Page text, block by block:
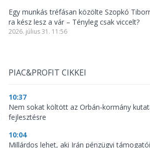
Egy munkás tréfásan közölte Szopkó
ra kész lesz a vár – Tényleg csak viccelt?
2026. július 31. 11:56
PIAC&PROFIT CIKKEI
10:37
Nem sokat költött az Orbán-kormány
fejlesztésre
10:04
Millárdos lehet, aki Irán pénzügyi